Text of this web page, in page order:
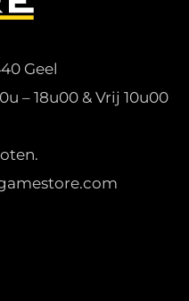
Geel
– 18u00 & Vrij 10u00